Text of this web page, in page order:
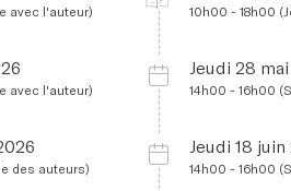
avec l'auteur)
avec l'auteur)
des auteurs)
10h00 - 18h00
Jeudi 28
14h00 - 16h00
Jeudi 18
14h00 - 16h00